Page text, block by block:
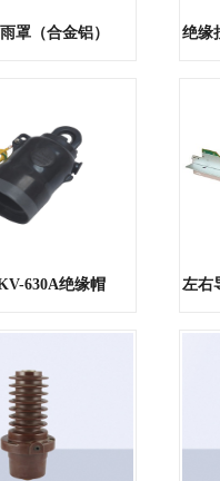
罩（合金铝）
630A绝缘帽